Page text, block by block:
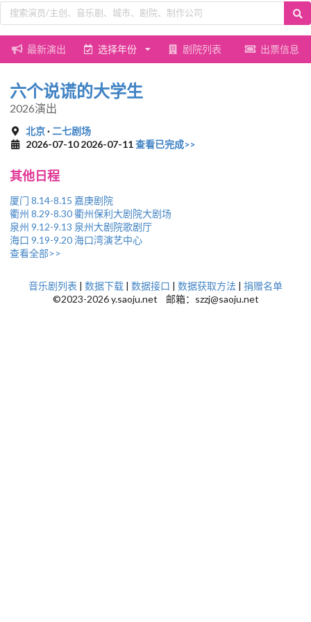
最新演出 选择年份 剧院列表 出票信息
六个说谎的大学生
2026演出
北京· 二七剧场
2026-07-10 2026-07-11查看已完成>>
其他日程
厦门 8.14-8.15 嘉庚剧院
衢州 8.29-8.30 衢州保利大剧院大剧场
泉州 9.12-9.13 泉州大剧院歌剧厅
海口 9.19-9.20 海口湾演艺中心
查看全部>>
音乐剧列表 | 数据下载 | 数据接口 | 数据获取方法 | 捐赠名单
©2023-2026 y.saoju.net 邮箱：szzj@saoju.net